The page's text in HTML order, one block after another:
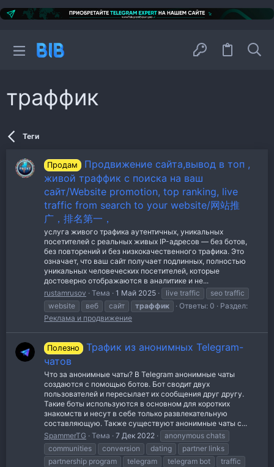
траффик
Теги
Продам
Продвижение сайта,вывод в топ ,
живой траффик с поиска на ваш
сайт/Website promotion, top ranking, live
traffic from search to your website/网站推
广，排名第一，
услуга живого трафика аутентичных, уникальных
посетителей с реальных живых IP-адресов — без ботов,
без повторений и без низкокачественного трафика. Это
означает, что ваш сайт получает подлинных, полностью
уникальных человеческих посетителей, которые
достоверно отображаются в аналитике и не...
rustamrusov
Тема 1 Май 2025 live traffic
seo traffic
website
веб сайт траффик Ответы: 0
Раздел:
Реклама и продвижение
Полезно
Трафик из анонимных Telegram-
чатов
Что за анонимные чаты? В Telegram анонимные чаты
создаются с помощью ботов. Бот сводит двух
пользователей и пересылает их сообщения друг другу.
Такие боты используются в основном для коротких
знакомств и несут в себе только развлекательную
составляющую. Также существуют анонимные чаты с...
SpammerTG
Тема 7 Дек 2022
anonymous chats
communities
conversion dating
partner links
partnership program
telegram telegram bot
traffic